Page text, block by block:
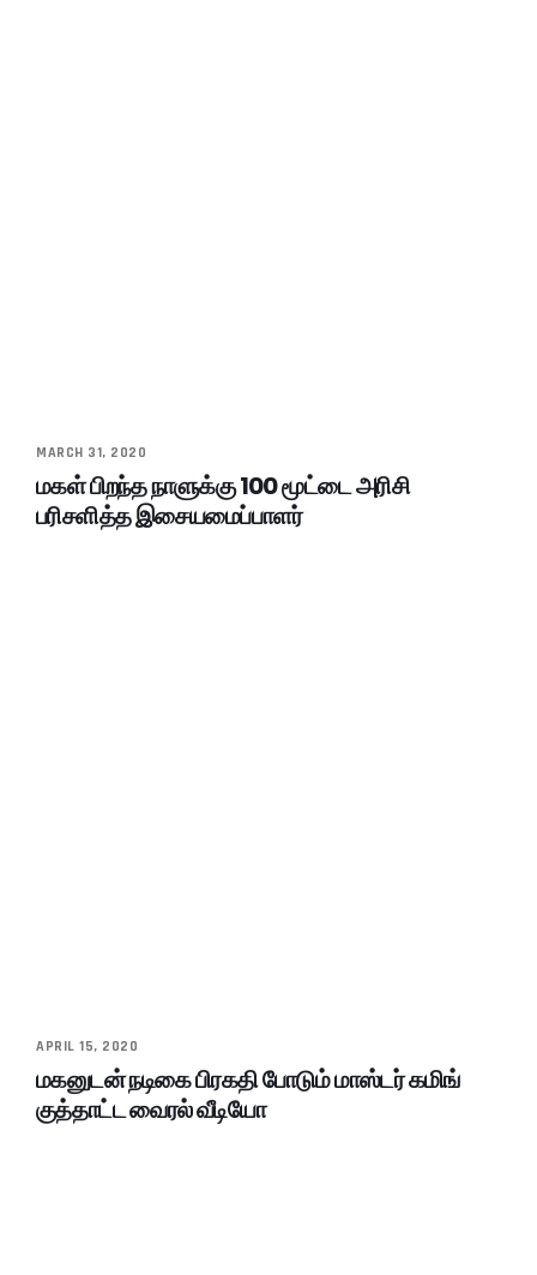
MARCH 31, 2020
மகள் பிறந்த நாளுக்கு 100 மூட்டை அரிசி
பரிசளித்த இசையமைப்பாளர்
APRIL 15, 2020
மகனுடன் நடிகை பிரகதி போடும் மாஸ்டர் கமிங்
குத்தாட்ட வைரல் வீடியோ